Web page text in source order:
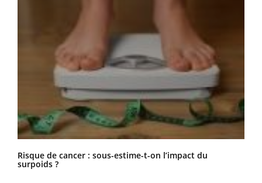
Risque de cancer : sous-estime-t-on l’impact du
surpoids ?